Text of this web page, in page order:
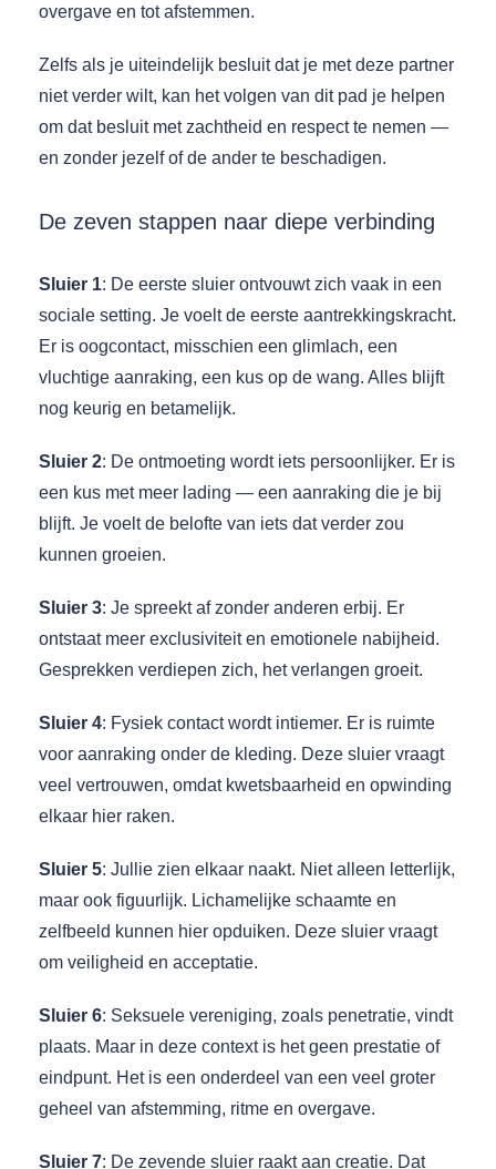
overgave en tot afstemmen.
Zelfs als je uiteindelijk besluit dat je met deze partner
niet verder wilt, kan het volgen van dit pad je helpen
om dat besluit met zachtheid en respect te nemen —
en zonder jezelf of de ander te beschadigen.
De zeven stappen naar diepe verbinding
Sluier 1: De eerste sluier ontvouwt zich vaak in een
sociale setting. Je voelt de eerste aantrekkingskracht.
Er is oogcontact, misschien een glimlach, een
vluchtige aanraking, een kus op de wang. Alles blijft
nog keurig en betamelijk.
Sluier 2: De ontmoeting wordt iets persoonlijker. Er is
een kus met meer lading — een aanraking die je bij
blijft. Je voelt de belofte van iets dat verder zou
kunnen groeien.
Sluier 3: Je spreekt af zonder anderen erbij. Er
ontstaat meer exclusiviteit en emotionele nabijheid.
Gesprekken verdiepen zich, het verlangen groeit.
Sluier 4: Fysiek contact wordt intiemer. Er is ruimte
voor aanraking onder de kleding. Deze sluier vraagt
veel vertrouwen, omdat kwetsbaarheid en opwinding
elkaar hier raken.
Sluier 5: Jullie zien elkaar naakt. Niet alleen letterlijk,
maar ook figuurlijk. Lichamelijke schaamte en
zelfbeeld kunnen hier opduiken. Deze sluier vraagt
om veiligheid en acceptatie.
Sluier 6: Seksuele vereniging, zoals penetratie, vindt
plaats. Maar in deze context is het geen prestatie of
eindpunt. Het is een onderdeel van een veel groter
geheel van afstemming, ritme en overgave.
Sluier 7: De zevende sluier raakt aan creatie. Dat